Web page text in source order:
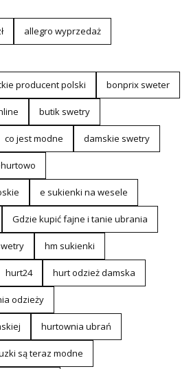
allegro wyprzedaż
producent polski bonprix sweter
butik swetry
co jest modne damskie swetry
e sukienki na wesele
Gdzie kupić fajne i tanie ubrania
hm sukienki
hurt24 hurt odzież damska
odzieży
hurtownia ubrań
są teraz modne